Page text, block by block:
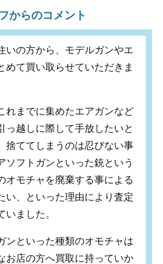
からのコメント
いの方から、モデルガンやエ
めて買い取らせていただきま
れまでに集めたエアガンなど
っ越しに際して手放したいと
捨ててしまうのは忍びない事
ソフトガンといった銃という
オモチャを廃棄する事による
い、といった理由により査定
いました。
ンといった種類のオモチャは
お店の方へ買取に持っていか